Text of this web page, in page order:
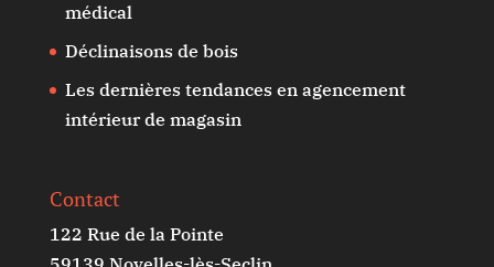
médical
Déclinaisons de bois
Les dernières tendances en agencement
intérieur de magasin
Contact
122 Rue de la Pointe